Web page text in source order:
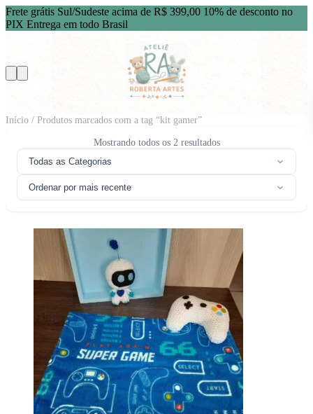
Frete grátis Sul/Sudeste acima de R$ 399,00 10% de desconto no
PIX Entrega em todo Brasil
Início / Produtos marcados com a tag “kit gamer”
Mostrando todos os 2 resultadosClassificado
recente
Todas as Categorias
Ordenar por mais recente